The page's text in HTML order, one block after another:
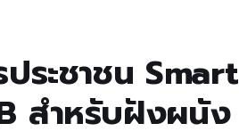
ประชาชน Smart
สำหรับฝังผนัง